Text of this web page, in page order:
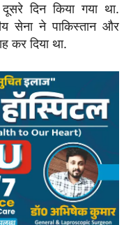
दिन किया गया था.
सेना ने पाकिस्तान और
कर दिया था.